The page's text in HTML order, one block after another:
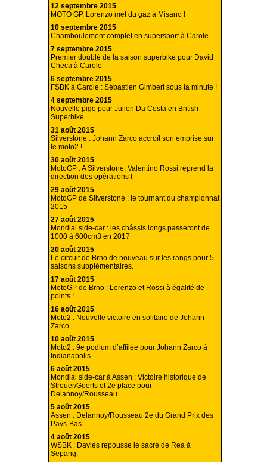
12 septembre 2015
MOTO GP, Lorenzo met du gaz à Misano !
10 septembre 2015
Chamboulement complet en supersport à Carole.
7 septembre 2015
Premier doublé de la saison superbike pour David
Checa à Carole
6 septembre 2015
FSBK à Carole : Sébastien Gimbert sous la minute !
4 septembre 2015
Nouvelle pige pour Julien Da Costa en British
Superbike
31 août 2015
Silverstone : Johann Zarco accroît son emprise sur
le moto2 !
30 août 2015
MotoGP : A Silverstone, Valentino Rossi reprend la
direction des opérations !
29 août 2015
MotoGP de Silverstone : le tournant du championnat
2015
27 août 2015
Mondial side-car : les châssis longs passeront de
1000 à 600cm3 en 2017
20 août 2015
Le circuit de Brno de nouveau sur les rangs pour 5
saisons supplémentaires.
17 août 2015
MotoGP de Brno : Lorenzo et Rossi à égalité de
points !
16 août 2015
Moto2 : Nouvelle victoire en solitaire de Johann
Zarco
10 août 2015
Moto2 : 9e podium d’affilée pour Johann Zarco à
Indianapolis
6 août 2015
Mondial side-car à Assen : Victoire historique de
Streuer/Goerts et 2e place pour
Delannoy/Rousseau
5 août 2015
Assen : Delannoy/Rousseau 2e du Grand Prix des
Pays-Bas
4 août 2015
WSBK : Davies repousse le sacre de Rea à
Sepang.